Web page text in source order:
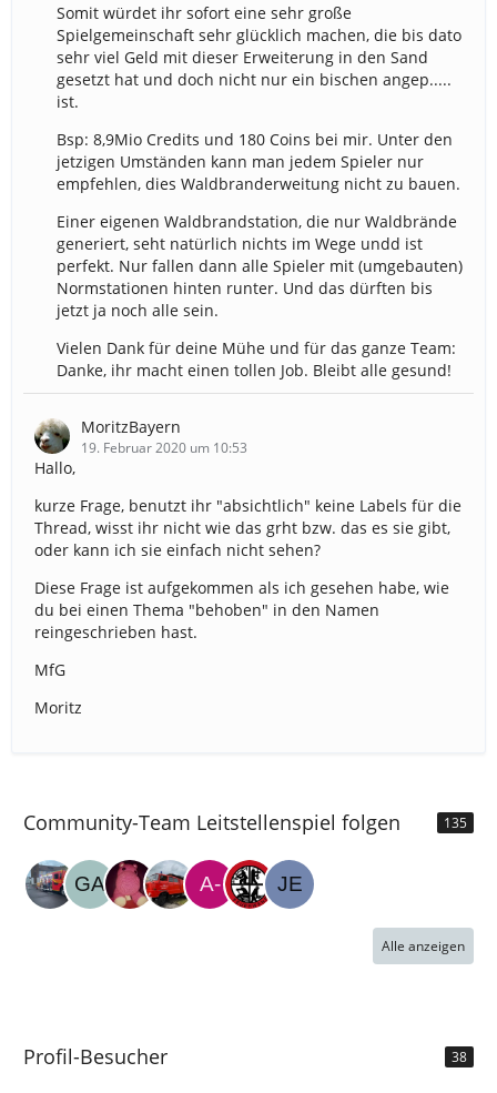
Somit würdet ihr sofort eine sehr große
Spielgemeinschaft sehr glücklich machen, die bis dato
sehr viel Geld mit dieser Erweiterung in den Sand
gesetzt hat und doch nicht nur ein bischen angep.....
ist.
Bsp: 8,9Mio Credits und 180 Coins bei mir. Unter den
jetzigen Umständen kann man jedem Spieler nur
empfehlen, dies Waldbranderweitung nicht zu bauen.
Einer eigenen Waldbrandstation, die nur Waldbrände
generiert, seht natürlich nichts im Wege undd ist
perfekt. Nur fallen dann alle Spieler mit (umgebauten)
Normstationen hinten runter. Und das dürften bis
jetzt ja noch alle sein.
Vielen Dank für deine Mühe und für das ganze Team:
Danke, ihr macht einen tollen Job. Bleibt alle gesund!
MoritzBayern
19. Februar 2020 um 10:53
Hallo,
kurze Frage, benutzt ihr "absichtlich" keine Labels für die
Thread, wisst ihr nicht wie das grht bzw. das es sie gibt,
oder kann ich sie einfach nicht sehen?
Diese Frage ist aufgekommen als ich gesehen habe, wie
du bei einen Thema "behoben" in den Namen
reingeschrieben hast.
MfG
Moritz
Community-Team Leitstellenspiel folgen 135
Alle anzeigen
Profil-Besucher 38